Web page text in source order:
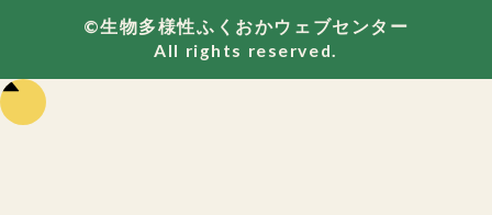
©生物多様性ふくおかウェブセンター
All rights reserved.
ペー
ジの